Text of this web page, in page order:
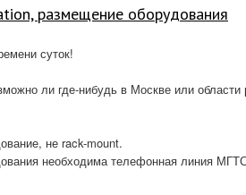
размещение оборудования
суток!
ли где-нибудь в Москве или области
не rack-mount.
необходима телефонная линия